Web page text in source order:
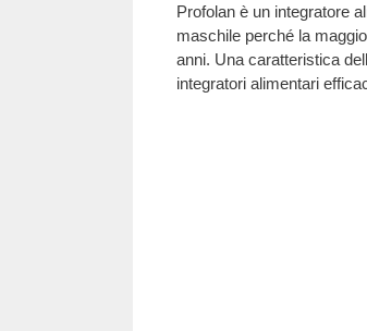
Profolan è un integratore
maschile perché la
anni. Una caratteristica
integratori alimentari